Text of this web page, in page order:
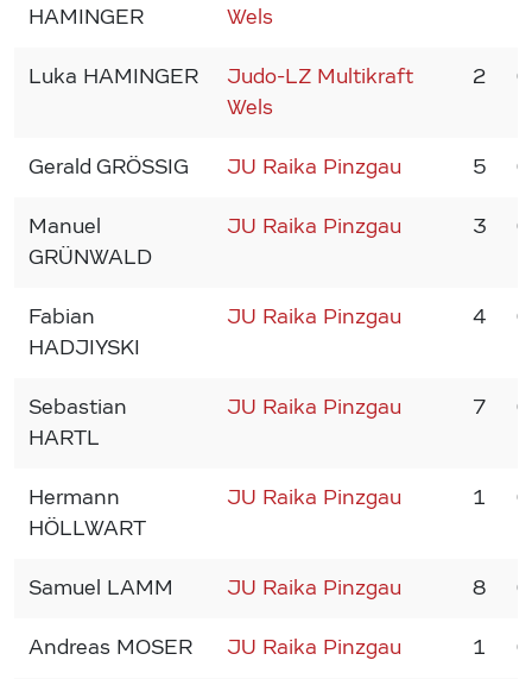
HAMINGER
Wels
Luka HAMINGER
Judo-LZ Multikraft
Wels
2 0
Gerald GRÖSSIG JU Raika Pinzgau 5 0
Manuel
GRÜNWALD
JU Raika Pinzgau 3 0
Fabian
HADJIYSKI
JU Raika Pinzgau 4 0
Sebastian
HARTL
JU Raika Pinzgau 7 0
Hermann
HÖLLWART
JU Raika Pinzgau 1 0
Samuel LAMM JU Raika Pinzgau 8 0
Andreas MOSER JU Raika Pinzgau 1 0